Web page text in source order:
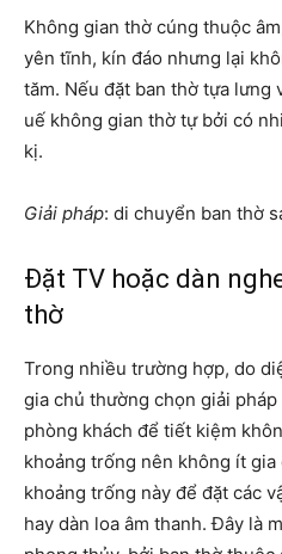
Không gian thờ cúng thuộc
yên tĩnh, kín đáo nhưng lại
tăm. Nếu đặt ban thờ tựa lưng
uế không gian thờ tự bởi có
kị.
Giải pháp: di chuyển ban thờ
Đặt TV hoặc dàn
thờ
Trong nhiều trường hợp, do
gia chủ thường chọn giải
phòng khách để tiết kiệm
khoảng trống nên không ít
khoảng trống này để đặt các
hay dàn loa âm thanh. Đây là